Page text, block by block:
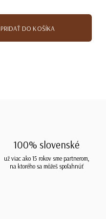
PRIDAŤ DO KOŠÍKA
100% slovenské
už viac ako 15 rokov sme partnerom,
na ktorého sa môžeš spoľahnúť